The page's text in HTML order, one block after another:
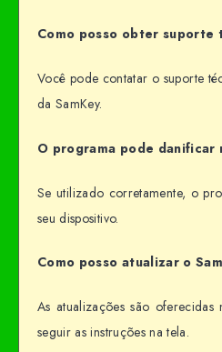
Como posso obter suporte
Você pode contatar o suporte
da SamKey.
O programa pode danificar
Se utilizado corretamente, o
seu dispositivo.
Como posso atualizar o
As atualizações são
seguir as instruções na tela.